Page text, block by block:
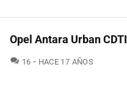
Opel Antara Urban CDTI
16 COMENTARIOS
HACE 17 AÑOS